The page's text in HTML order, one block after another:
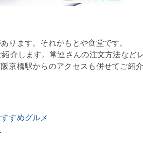
ります。それがもとや食堂です。
介します。常連さんの注文方法など
京橋駅からのアクセスも併せてご紹
すめグルメ